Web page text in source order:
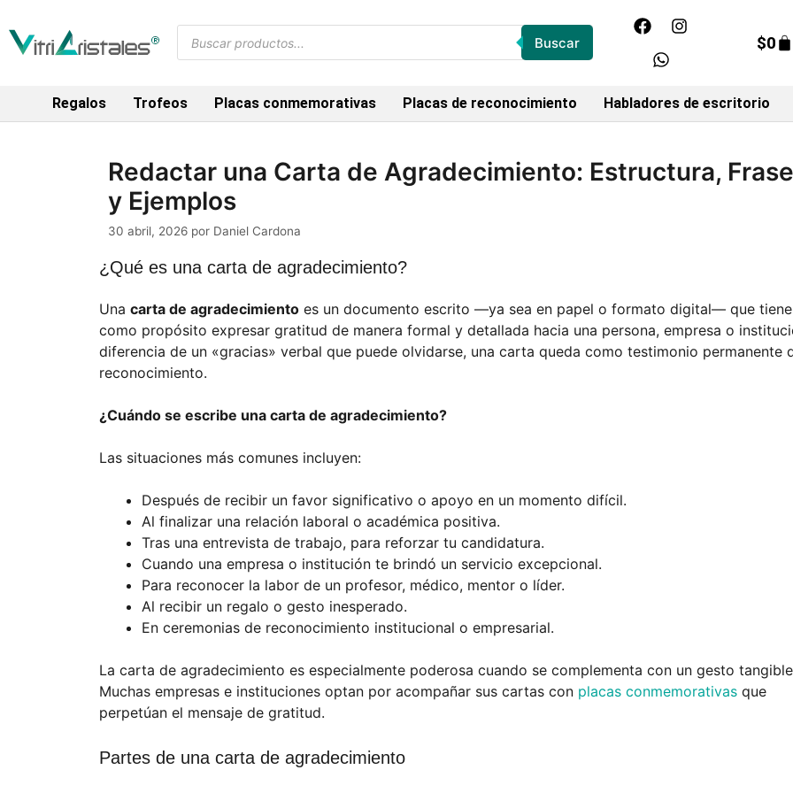
Buscar $0
Regalos Trofeos Placas conmemorativas Placas de reconocimiento Habladores de escritorio
Redactar una Carta de Agradecimiento: Estructura,
y Ejemplos
30 abril, 2026 por Daniel Cardona
¿Qué es una carta de agradecimiento?
Una carta de agradecimiento es un documento escrito —ya sea en papel o formato digital— que tiene
como propósito expresar gratitud de manera formal y detallada hacia una persona, empresa o
diferencia de un «gracias» verbal que puede olvidarse, una carta queda como testimonio permanente
reconocimiento.
¿Cuándo se escribe una carta de agradecimiento?
Las situaciones más comunes incluyen:
Después de recibir un favor significativo o apoyo en un momento difícil.
Al finalizar una relación laboral o académica positiva.
Tras una entrevista de trabajo, para reforzar tu candidatura.
Cuando una empresa o institución te brindó un servicio excepcional.
Para reconocer la labor de un profesor, médico, mentor o líder.
Al recibir un regalo o gesto inesperado.
En ceremonias de reconocimiento institucional o empresarial.
La carta de agradecimiento es especialmente poderosa cuando se complementa con un gesto
Muchas empresas e instituciones optan por acompañar sus cartas con placas conmemorativas que
perpetúan el mensaje de gratitud.
Partes de una carta de agradecimiento